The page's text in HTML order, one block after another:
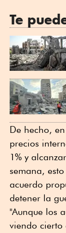
Te
De hecho,
precios
1% y
semana,
acuerdo
detener la
"Aunque los
viendo